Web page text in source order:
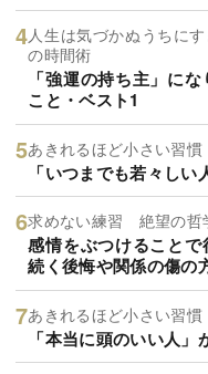
人生は気づかぬうちに
の時間術
「強運の持ち主」に
こと・ベスト1
あきれるほど小さい習慣
「いつまでも若々し
求めない練習 絶望の哲
感情をぶつけること
続く後悔や関係の傷の
あきれるほど小さい習慣
「本当に頭のいい人